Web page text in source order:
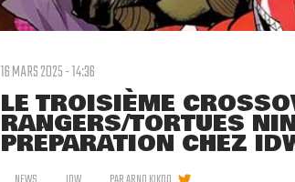
16 MARS 2025 - 14:36
LE TROISIÈME
RANGERS/TORTUES
PRÉPARATION CHEZ